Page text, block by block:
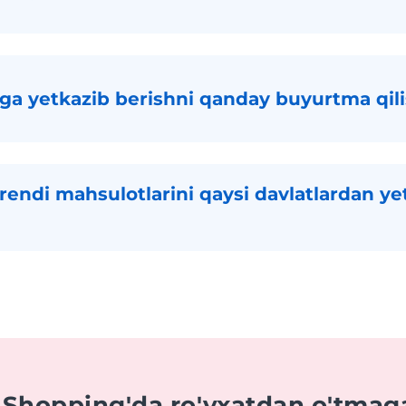
yetkazib berishni qanday buyurtma
mahsulotlarini qaysi davlatlardan